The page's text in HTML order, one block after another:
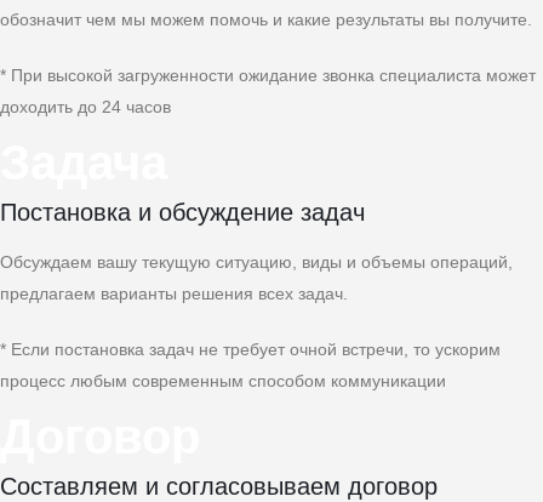
обозначит чем мы можем помочь и какие результаты вы получите.
* При высокой загруженности ожидание звонка специалиста может
доходить до 24 часов
Постановка и обсуждение задач
Обсуждаем вашу текущую ситуацию, виды и объемы операций,
предлагаем варианты решения всех задач.
* Если постановка задач не требует очной встречи, то ускорим
процесс любым современным способом коммуникации
Составляем и согласовываем договор